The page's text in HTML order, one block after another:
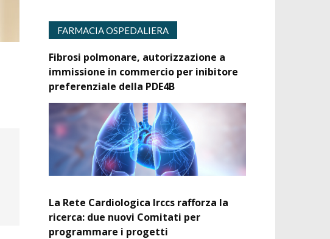
FARMACIA OSPEDALIERA
Fibrosi polmonare, autorizzazione a
immissione in commercio per inibitore
preferenziale della PDE4B
La Rete Cardiologica Irccs rafforza la
ricerca: due nuovi Comitati per
programmare i progetti